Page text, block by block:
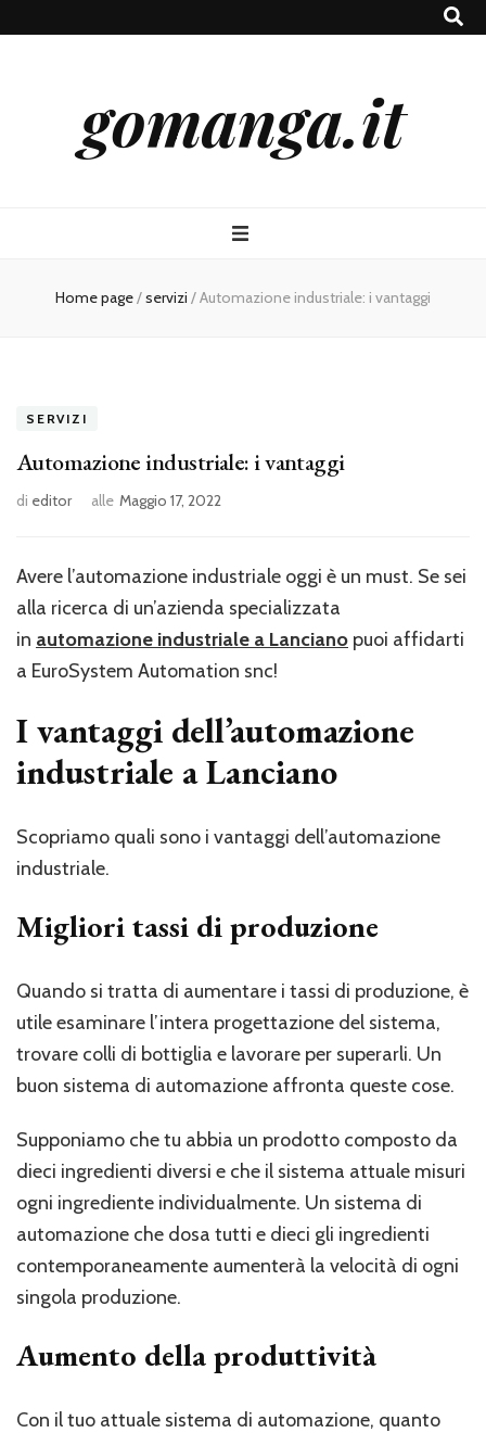
gomanga.it
Home page/servizi /Automazione industriale: i vantaggi
SERVIZI
Automazione industriale: i vantaggi
di editor alle Maggio 17, 2022
Avere l’automazione industriale oggi è un must. Se sei
alla ricerca di un’azienda specializzata
in automazione industriale a Lanciano puoi affidarti
a EuroSystem Automation snc!
I vantaggi dell’automazione
industriale a Lanciano
Scopriamo quali sono i vantaggi dell’automazione
industriale.
Migliori tassi di produzione
Quando si tratta di aumentare i tassi di produzione, è
utile esaminare l’intera progettazione del sistema,
trovare colli di bottiglia e lavorare per superarli. Un
buon sistema di automazione affronta queste cose.
Supponiamo che tu abbia un prodotto composto da
dieci ingredienti diversi e che il sistema attuale misuri
ogni ingrediente individualmente. Un sistema di
automazione che dosa tutti e dieci gli ingredienti
contemporaneamente aumenterà la velocità di ogni
singola produzione.
Aumento della produttività
Con il tuo attuale sistema di automazione, quanto